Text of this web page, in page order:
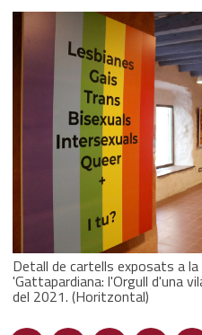
Detall de cartells exposats a
'Gattapardiana: l'Orgull d'una
del 2021. (Horitzontal)